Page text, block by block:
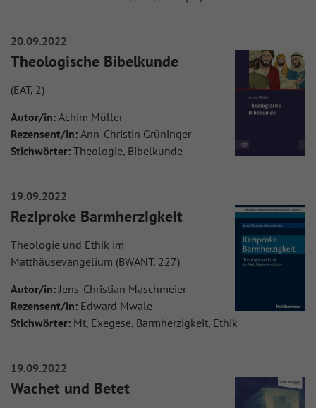
20.09.2022
Theologische Bibelkunde
(EAT, 2)
Autor/in: Achim Müller
Rezensent/in: Ann-Christin Grüninger
Stichwörter: Theologie, Bibelkunde
19.09.2022
Reziproke Barmherzigkeit
Theologie und Ethik im
Matthäusevangelium (BWANT, 227)
Autor/in: Jens-Christian Maschmeier
Rezensent/in: Edward Mwale
Stichwörter: Mt, Exegese, Barmherzigkeit, Ethik
19.09.2022
Wachet und Betet